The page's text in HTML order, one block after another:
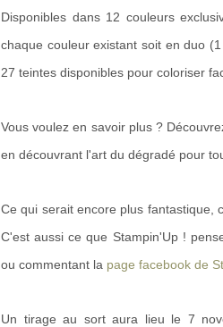
Disponibles dans 12 couleurs
chaque couleur existant soit en duo
27 teintes disponibles pour coloriser
Vous voulez en savoir plus ?
en découvrant l'art du dégradé pour
Ce qui serait encore plus fantastique,
C'est aussi ce que Stampin'Up !
ou commentant la page facebook de
Un tirage au sort aura lieu le 7